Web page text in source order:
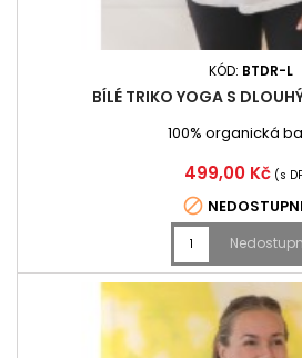
KÓD: BTDR-L
BÍLÉ TRIKO YOGA S
100% organická
Cena
499,00 Kč (s
